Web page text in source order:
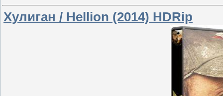
Хулиган / Hellion (2014) HDRip